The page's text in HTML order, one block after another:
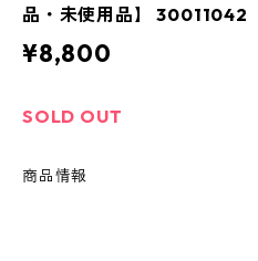
品・未使用品】 30011042
¥8,800
SOLD OUT
商品情報